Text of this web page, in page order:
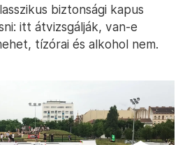
biztonsági kapus
itt átvizsgálják, van-e
tízórai és alkohol nem.